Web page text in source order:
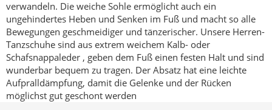
verwandeln. Die weiche Sohle ermöglicht auch ein
ungehindertes Heben und Senken im Fuß und macht so alle
Bewegungen geschmeidiger und tänzerischer. Unsere Herren-
Tanzschuhe sind aus extrem weichem Kalb- oder
Schafsnappaleder , geben dem Fuß einen festen Halt und sind
wunderbar bequem zu tragen. Der Absatz hat eine leichte
Aufpralldämpfung, damit die Gelenke und der Rücken
möglichst gut geschont werden